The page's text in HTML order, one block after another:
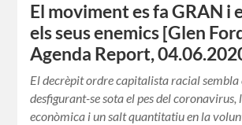
El moviment es fa GRAN i
els seus enemics [Glen
Agenda Report,
El decrèpit ordre capitalista racial sembla
desfigurant-se sota el pes del coronavirus,
econòmica i un salt quantitatiu en la